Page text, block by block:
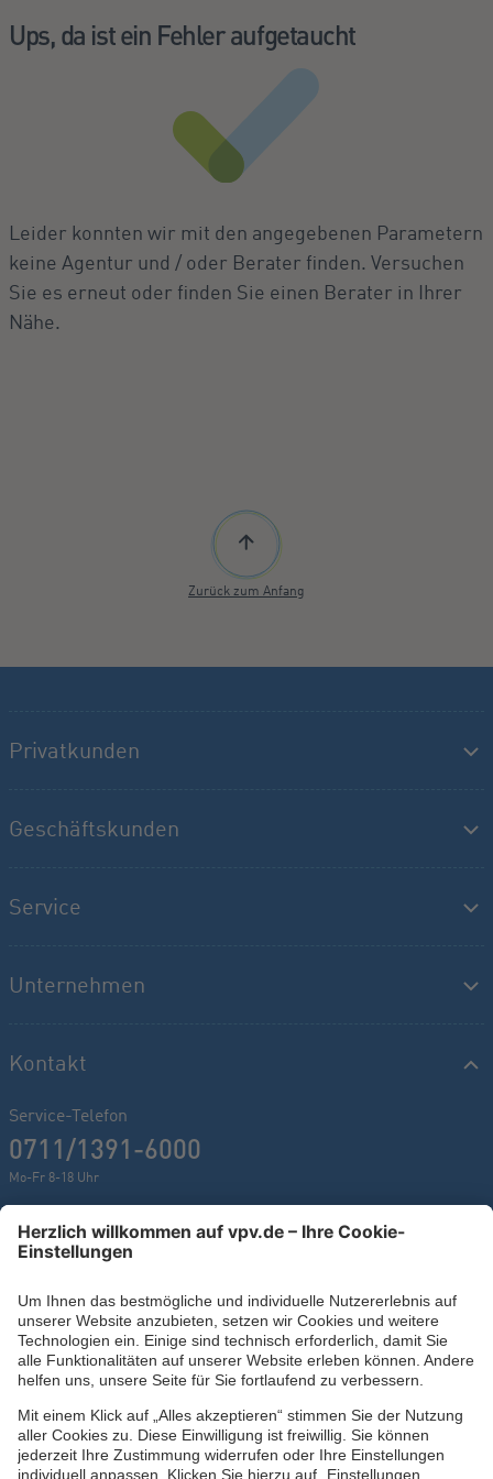
Ups, da ist ein Fehler aufgetaucht
Leider konnten wir mit den angegebenen Parametern
keine Agentur und / oder Berater finden. Versuchen
Sie es erneut oder finden Sie einen Berater in Ihrer
Nähe.
Zurück zum Anfang
Privatkunden
Geschäftskunden
Service
Unternehmen
Kontakt
Service-Telefon
0711/1391-6000
Mo-Fr 8-18 Uhr
Kontaktformular